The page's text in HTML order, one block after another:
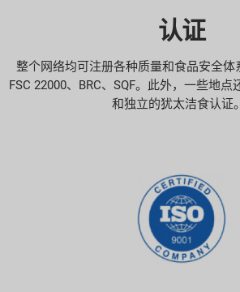
认证
整个网络均可注册各种质量和食品安全体
FSC 22000、BRC、SQF。此外，一些地
和独立的犹太洁食认证